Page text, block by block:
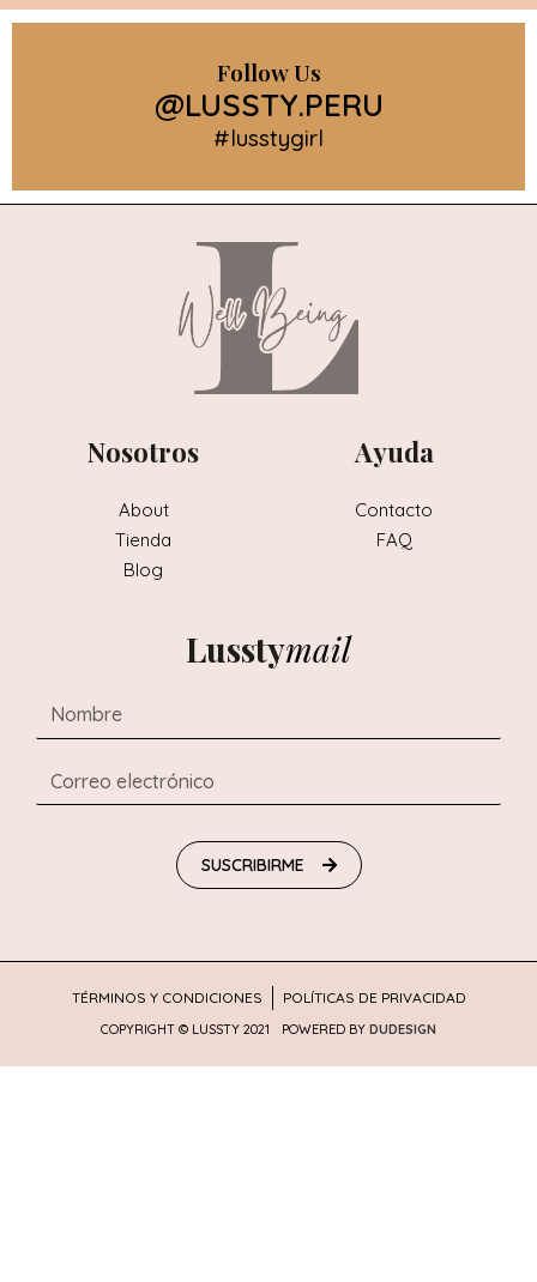
Follow Us
@LUSSTY.PERU
#lusstygirl
Lusstymail
SUSCRIBIRME
Nosotros
About
Tienda
Blog
Ayuda
Contacto
FAQ
COPYRIGHT © LUSSTY 2021
TÉRMINOS Y CONDICIONES POLÍTICAS DE PRIVACIDAD
POWERED BY DUDESIGN